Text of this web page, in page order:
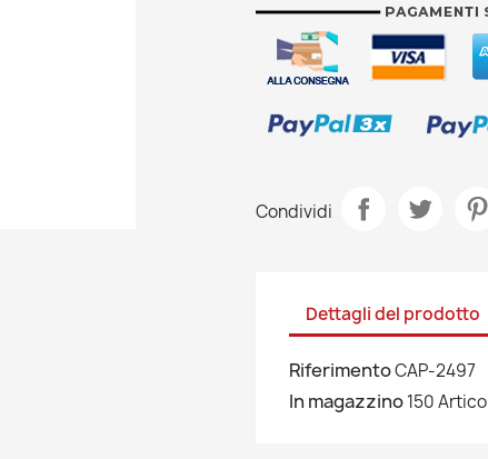
Condividi
Dettagli del prodotto
RiferimentoCAP-2497
In magazzino150